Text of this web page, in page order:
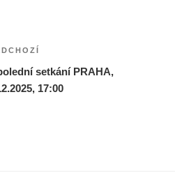
setkání PRAHA,
17:00